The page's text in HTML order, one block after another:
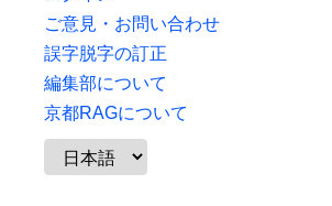
ご意見・お問い合わせ
誤字脱字の訂正
編集部について
京都RAGについて